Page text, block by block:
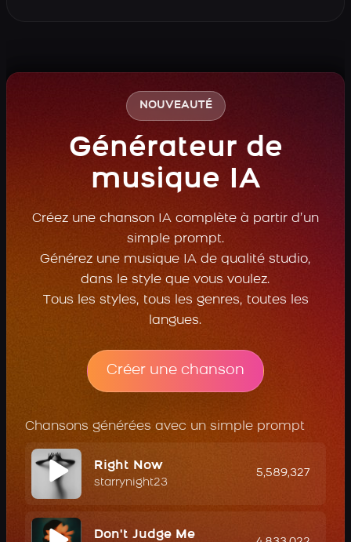
NOUVEAUTÉ
Générateur de
musique IA
Créez une chanson IA complète à partir d’un
simple prompt.
Générez une musique IA de qualité studio,
dans le style que vous voulez.
Tous les styles, tous les genres, toutes les
langues.
Créer une chanson
Chansons générées avec un simple prompt
Right Now
starrynight23
5,589,327
Don't Judge Me